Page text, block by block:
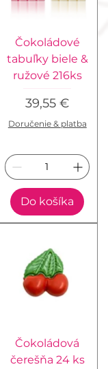
Čokoládové
tabuľky biele &
ružové 216ks
Cena
39,55 €
Doručenie & platba
Do košíka
Čokoládová
čerešňa 24 ks